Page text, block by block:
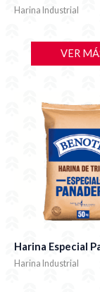
Harina Industrial
VER
Harina Especial
Harina Industrial